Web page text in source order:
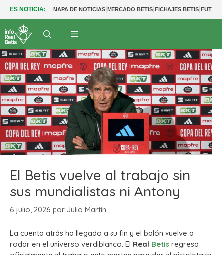
ES NOTICIA: MAPA DE NOTICIAS|MERCADO BETIS|FICHAJES BETIS|
El Betis vuelve al trabajo sin
sus mundialistas ni Antony
6 julio, 2026 por Julio Martín
La cuenta atrás ha llegado a su fin y el balón vuelve a
rodar en el universo verdiblanco. El Real Betis regresa